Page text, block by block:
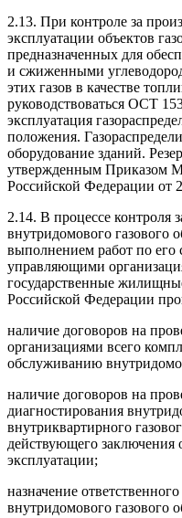
2.13. При контроле за
эксплуатации объектов
предназначенных для
и сжиженными
этих газов в качестве
руководствоваться ОСТ
эксплуатация
положения.
оборудование зданий.
утвержденным Приказом
Российской Федерации от
2.14. В процессе контроля
внутридомового газового
выполнением работ по
управляющими
государственные
Российской Федерации
наличие договоров на
организациями всего
обслуживанию
наличие договоров на
диагностирования
внутриквартирного
действующего заключения
эксплуатации;
назначение
внутридомового газового